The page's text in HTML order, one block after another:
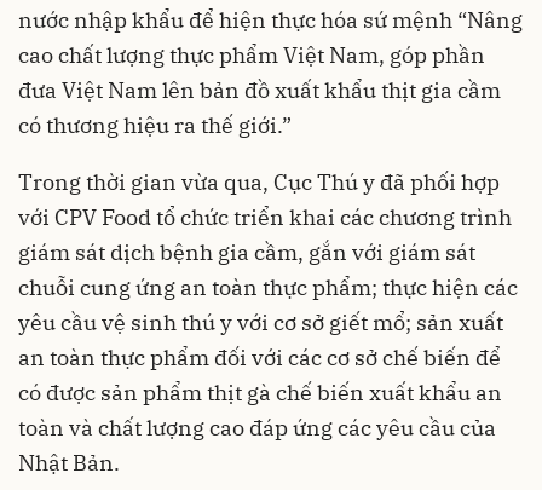
nước nhập khẩu để hiện thực hóa sứ mệnh “Nâng
cao chất lượng thực phẩm Việt Nam, góp phần
đưa Việt Nam lên bản đồ xuất khẩu thịt gia cầm
có thương hiệu ra thế giới.”
Trong thời gian vừa qua, Cục Thú y đã phối hợp
với CPV Food tổ chức triển khai các chương trình
giám sát dịch bệnh gia cầm, gắn với giám sát
chuỗi cung ứng an toàn thực phẩm; thực hiện các
yêu cầu vệ sinh thú y với cơ sở giết mổ; sản xuất
an toàn thực phẩm đối với các cơ sở chế biến để
có được sản phẩm thịt gà chế biến xuất khẩu an
toàn và chất lượng cao đáp ứng các yêu cầu của
Nhật Bản.